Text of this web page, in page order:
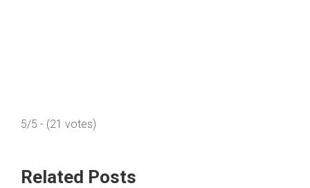
5/5 - (21 votes)
Related Posts